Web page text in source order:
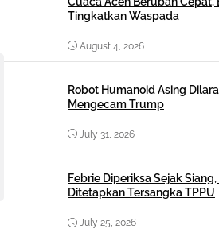
Tingkatkan Waspada
August 4, 2026
Robot Humanoid Asing
Mengecam Trump
July 31, 2026
Febrie Diperiksa Sejak
Ditetapkan Tersangka TPPU
July 25, 2026